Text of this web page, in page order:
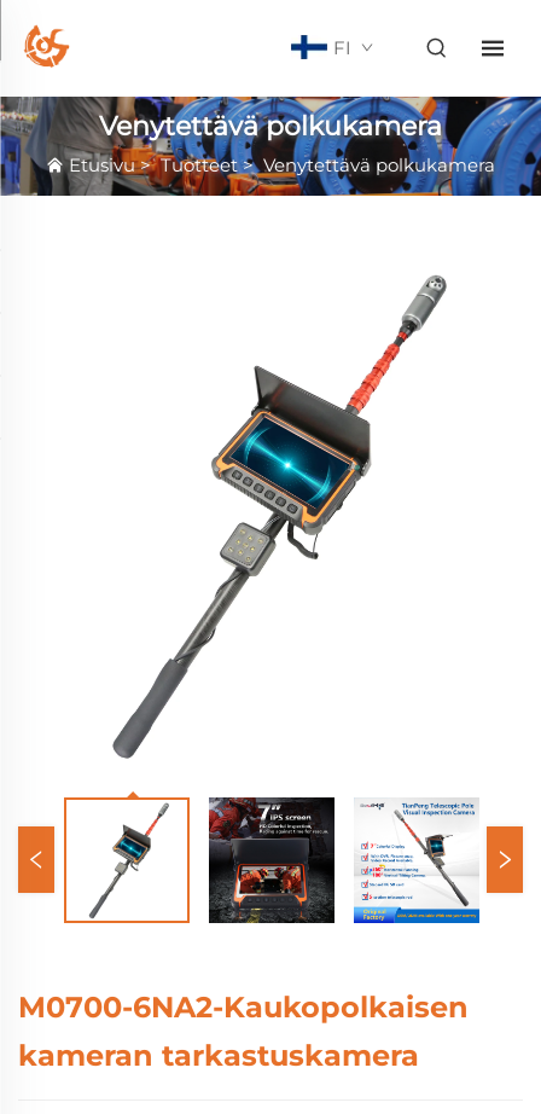
FI
Venytettävä polkukamera
Etusivu>Tuotteet>Venytettävä polkukamera
M0700-6NA2-Kaukopolkaisen
kameran tarkastuskamera